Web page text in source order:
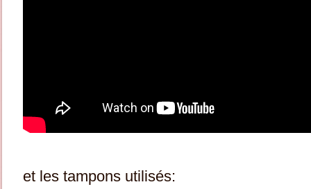
et les tampons utilisés: